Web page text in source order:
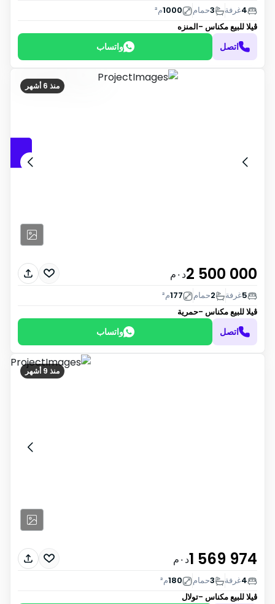
4غرفة 3حمام 1000م²
ڤيلا للبيعمكناس -المنزه
اتصل واتساب
منذ 6 أشهر
2 500 000د٠م
5غرفة 2حمام 177م²
ڤيلا للبيعمكناس -حمرية
اتصل واتساب
منذ 9 أشهر
1 569 974د٠م
4غرفة 3حمام 180م²
ڤيلا للبيعمكناس -تولال